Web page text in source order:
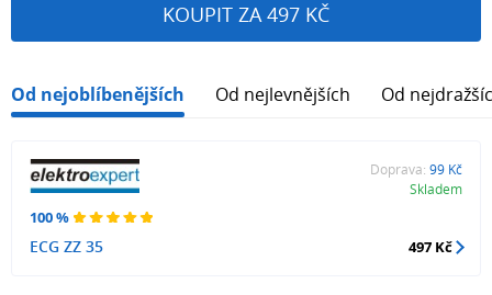
KOUPIT ZA 497 KČ
Od nejoblíbenějších Od nejlevnějších Od
100 %
ECG ZZ 35
Doprava: 99 Kč
Skladem
497 Kč